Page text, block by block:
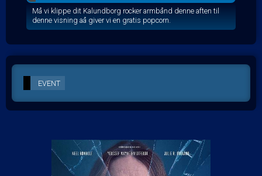
Må vi klippe dit Kalundborg rocker armbånd denne aften til
denne visning aå giver vi en gratis popcorn.
EVENT